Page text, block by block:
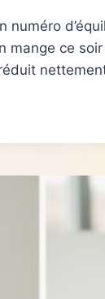
mange ce